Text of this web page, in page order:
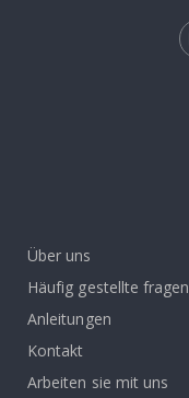
Über uns
Häufig gestellte fragen
Anleitungen
Kontakt
Arbeiten sie mit uns